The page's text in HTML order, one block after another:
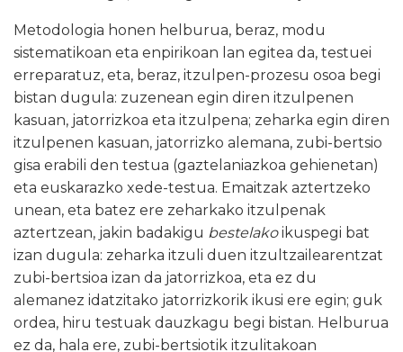
Metodologia honen helburua, beraz, modu
sistematikoan eta enpirikoan lan egitea da, testuei
erreparatuz, eta, beraz, itzulpen-prozesu osoa begi
bistan dugula: zuzenean egin diren itzulpenen
kasuan, jatorrizkoa eta itzulpena; zeharka egin diren
itzulpenen kasuan, jatorrizko alemana, zubi-bertsio
gisa erabili den testua (gaztelaniazkoa gehienetan)
eta euskarazko xede-testua. Emaitzak aztertzeko
unean, eta batez ere zeharkako itzulpenak
aztertzean, jakin badakigu bestelakoikuspegi bat
izan dugula: zeharka itzuli duen itzultzailearentzat
zubi-bertsioa izan da jatorrizkoa, eta ez du
alemanez idatzitako jatorrizkorik ikusi ere egin; guk
ordea, hiru testuak dauzkagu begi bistan. Helburua
ez da, hala ere, zubi-bertsiotik itzulitakoan